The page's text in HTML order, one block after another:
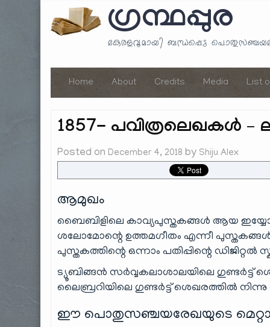
ഗ്രന്ഥപ്പുര
കേരളവുമായി ബന്ധപ്പെട്ട
Home About Credits Media List
1857- പവിത്രലെഖകൾ –
Posted on December 4, 2018 by Shiju Alex
ആമുഖം
ബൈബിളിലെ കാവ്യപുസ്തകങ്ങൾ ആയ
ശലോമോന്റെ ഉത്തമഗീതം എന്നീ
പുസ്തകത്തിന്റെ ഒന്നാം പതിപ്പിന്റെ
ട്യൂബിങ്ങൻ സർവ്വകലാശാലയിലെ ഗുണ്ടർട്ട്
ലൈബ്രറിയിലെ ഗുണ്ടർട്ട് ശെഖരത്തിൽ നിന്നു
ഈ പൊതുസഞ്ചയരേഖയുടെ